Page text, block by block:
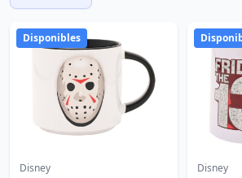
Disponibles
Disney
Disney